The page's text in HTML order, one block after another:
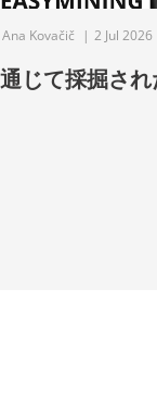
Ana Kovačič | 2 Jul 2026
じて採掘され